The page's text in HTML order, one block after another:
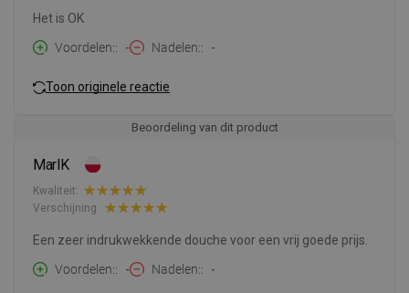
Het is OK
Voordelen:
- Nadelen: -
Toon originele reactie
Beoordeling van dit product
MarlK
Kwaliteit:
Verschijning:
Een zeer indrukwekkende douche voor een vrij goede prijs.
Voordelen:
- Nadelen: -